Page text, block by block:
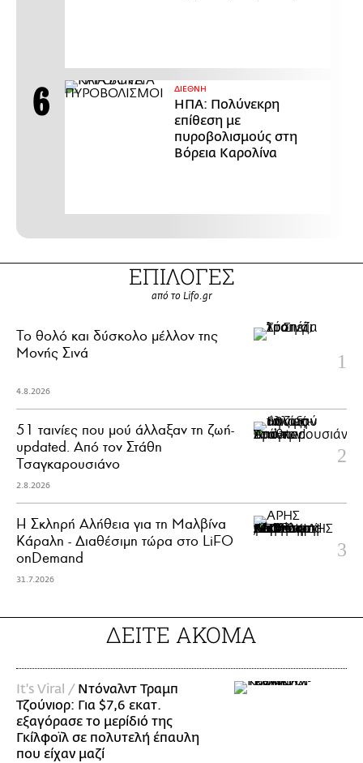
ΔΙΕΘΝΗ
ΗΠΑ: Πολύνεκρη
επίθεση με
πυροβολισμούς στη
Βόρεια Καρολίνα
ΕΠΙΛΟΓΕΣ
από το Lifo.gr
Το θολό και δύσκολο μέλλον της
Μονής Σινά
4.8.2026
51 ταινίες που μού άλλαξαν τη ζωή-
updated. Aπό τον Στάθη
Τσαγκαρουσιάνο
2.8.2026
Η Σκληρή Αλήθεια για τη Μαλβίνα
Κάραλη - Διαθέσιμη τώρα στo LiFO
onDemand
31.7.2026
ΔΕΙΤΕ ΑΚΟΜΑ
It's Viral / Ντόναλντ Τραμπ
Τζούνιορ: Για $7,6 εκατ.
εξαγόρασε το μερίδιό της
Γκίλφοϊλ σε πολυτελή έπαυλη
που είχαν μαζί